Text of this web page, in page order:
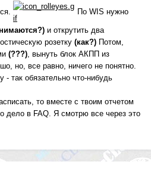
По WIS нужно
и открутить два
розетку (как?) Потом,
(???), вынуть блок АКПП из
но, все равно, ничего не понятно.
- так обязательно что-нибудь
то вместе с твоим отчетом
дело в FAQ. Я смотрю все через это